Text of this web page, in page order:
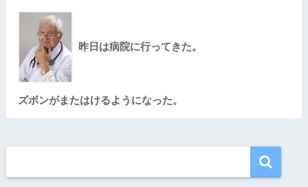
昨日は病院に行ってきた。
ズボンがまたはけるようになった。